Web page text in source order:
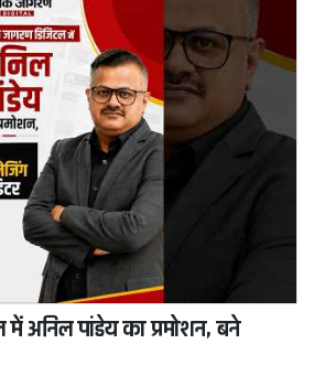
में अनिल पांडेय का प्रमोशन, बने